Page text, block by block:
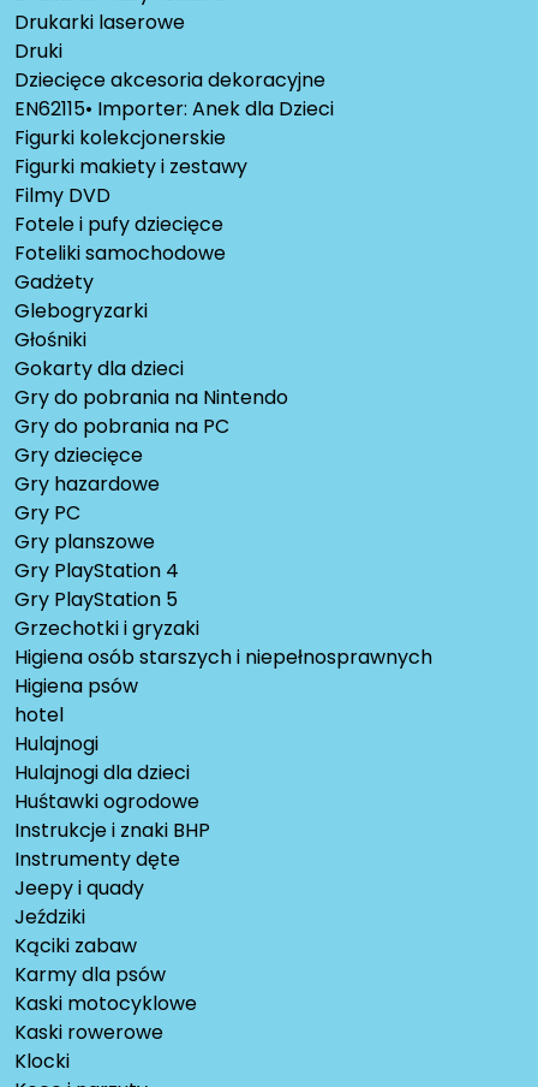
Drukarki laserowe
Druki
Dziecięce akcesoria dekoracyjne
EN62115• Importer: Anek dla Dzieci
Figurki kolekcjonerskie
Figurki makiety i zestawy
Filmy DVD
Fotele i pufy dziecięce
Foteliki samochodowe
Gadżety
Glebogryzarki
Głośniki
Gokarty dla dzieci
Gry do pobrania na Nintendo
Gry do pobrania na PC
Gry dziecięce
Gry hazardowe
Gry PC
Gry planszowe
Gry PlayStation 4
Gry PlayStation 5
Grzechotki i gryzaki
Higiena osób starszych i niepełnosprawnych
Higiena psów
hotel
Hulajnogi
Hulajnogi dla dzieci
Huśtawki ogrodowe
Instrukcje i znaki BHP
Instrumenty dęte
Jeepy i quady
Jeździki
Kąciki zabaw
Karmy dla psów
Kaski motocyklowe
Kaski rowerowe
Klocki